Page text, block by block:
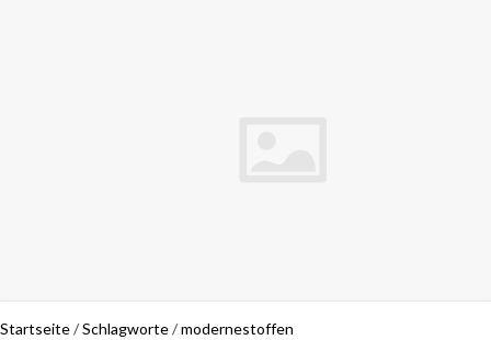
Startseite/Schlagworte/modernestoffen